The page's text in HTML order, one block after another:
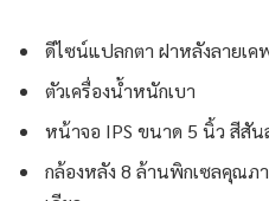
ดีไซน์แปลกตา ฝาหลังลายเค
ตัวเครื่องน้ำหนักเบา
หน้าจอ IPS ขนาด 5 นิ้ว สีสัน
กล้องหลัง 8 ล้านพิกเซลคุณ